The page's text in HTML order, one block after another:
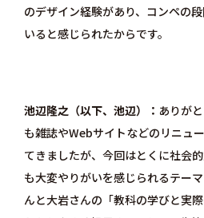
のデザイン経験があり、コンペの
いると感じられたからです。
池辺隆之（以下、池辺）
ありが
も雑誌やWebサイトなどのリニュ
てきましたが、今回はとくに社会
も大変やりがいを感じられるテー
んと大岩さんの「教科の学びと実